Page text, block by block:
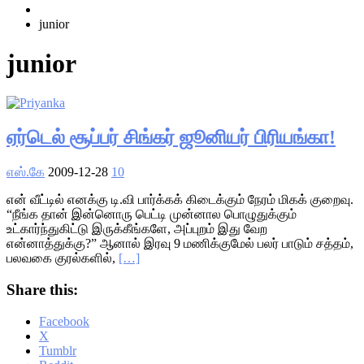
junior
junior
ஏர்டெல் சூப்பர் சிங்கர் ஜூனியர் பிரியங்கா!
எஸ்.கே 2009-12-28 10
என் வீட்டில் எனக்கு டி.வி பார்க்கக் கிடைக்கும் நேரம் மிகக் குறைவு.
“நீங்க தான் இன்னொரு பெட்டி முன்னால பொழுதுக்கும்
உட்கார்ந்துகிட்டு இருக்கீங்களே, அப்புறம் இது வேற
என்னாத்துக்கு?” ஆனால் இரவு 9 மணிக்குமேல் பலர் பாடும் சத்தம்,
பலவகை குரல்களில், […]
Share this:
Facebook
X
Tumblr